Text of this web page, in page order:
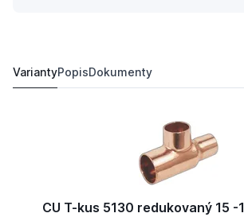
VariantyPopisDokumenty
CU T-kus 5130 redukovaný 15 -